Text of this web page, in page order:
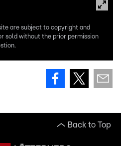
are subject to copyright and
sold without the prior permission
Back to Top